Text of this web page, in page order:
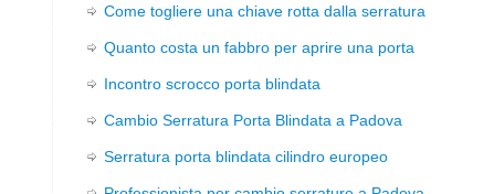
Come togliere una chiave rotta dalla serratura
Quanto costa un fabbro per aprire una porta
Incontro scrocco porta blindata
Cambio Serratura Porta Blindata a Padova
Serratura porta blindata cilindro europeo